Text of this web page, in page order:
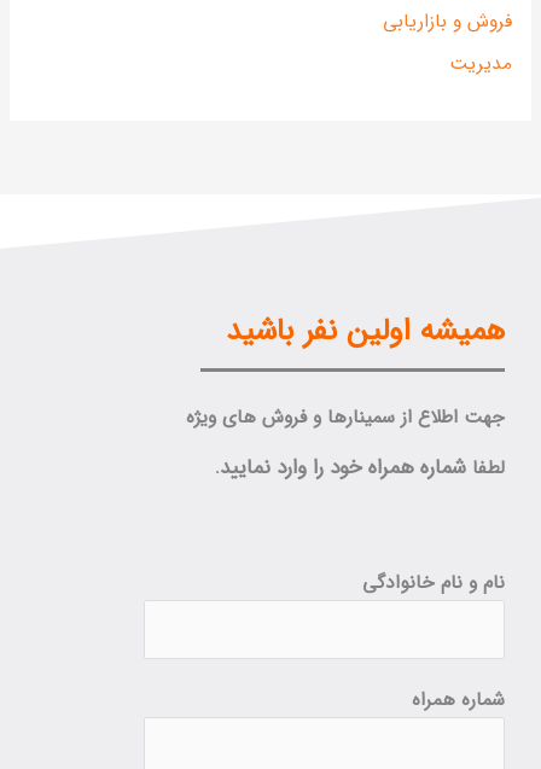
و بازاریابی
همیشه اولین نفر باشید
جهت اطلاع از سمینارها و فروش های ویژه
لطفاشماره همراه خود را وارد نمایید.
نام و نام خانوادگی
شماره همراه